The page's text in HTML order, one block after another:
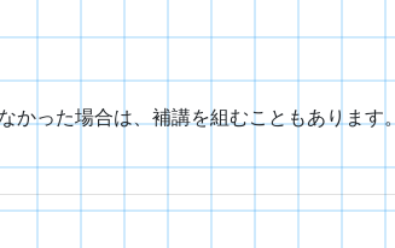
かった場合は、補講を組むこともあります。